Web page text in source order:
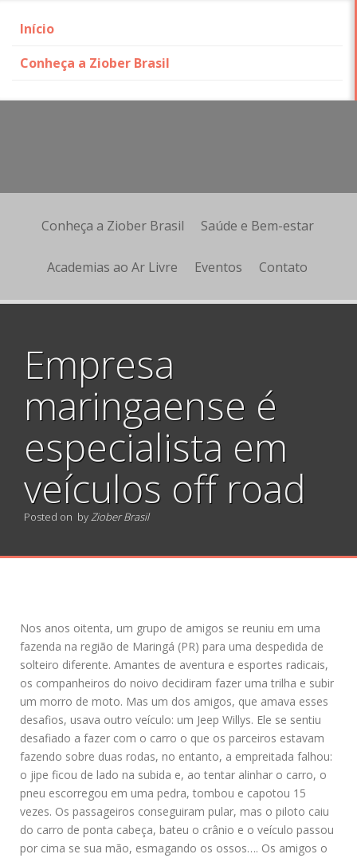
Início
Conheça a Ziober Brasil
Conheça a Ziober Brasil Saúde e Bem-estar
Academias ao Ar Livre Eventos Contato
Empresa
maringaense é
especialista em
veículos off road
Posted on byZiober Brasil
Nos anos oitenta, um grupo de amigos se reuniu em uma
fazenda na região de Maringá (PR) para uma despedida de
solteiro diferente. Amantes de aventura e esportes radicais,
os companheiros do noivo decidiram fazer uma trilha e subir
um morro de moto. Mas um dos amigos, que amava esses
desafios, usava outro veículo: um Jeep Willys. Ele se sentiu
desafiado a fazer com o carro o que os parceiros estavam
fazendo sobre duas rodas, no entanto, a empreitada falhou:
o jipe ficou de lado na subida e, ao tentar alinhar o carro, o
pneu escorregou em uma pedra, tombou e capotou 15
vezes. Os passageiros conseguiram pular, mas o piloto caiu
do carro de ponta cabeça, bateu o crânio e o veículo passou
por cima se sua mão, esmagando os ossos…. Os amigos o